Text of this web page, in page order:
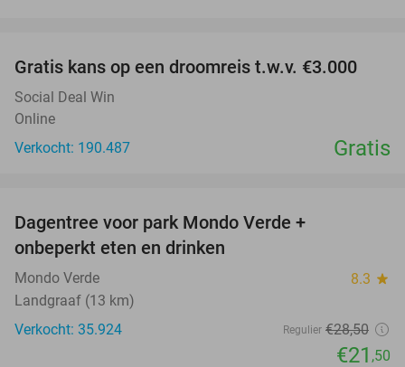
Gratis kans op een droomreis t.w.v. €3.000
Social Deal Win
Online
Verkocht: 190.487
Gratis
Dagentree voor park Mondo Verde +
onbeperkt eten en drinken
Mondo Verde 8.3 star
Landgraaf (13 km)
Verkocht: 35.924
Regulier €28,50
€21 ,50